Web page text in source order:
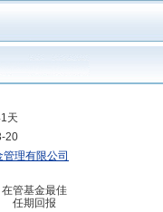
天
20
理有限公司
在管基金最佳
任期回报